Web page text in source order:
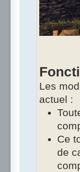
Les
actuel :
Ce
de